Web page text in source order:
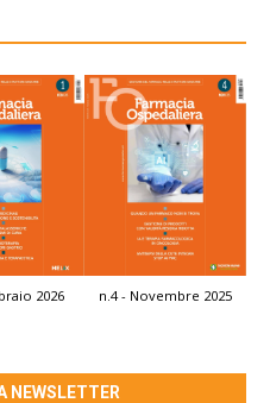
2026 n.4 - Novembre 2025
NEWSLETTER